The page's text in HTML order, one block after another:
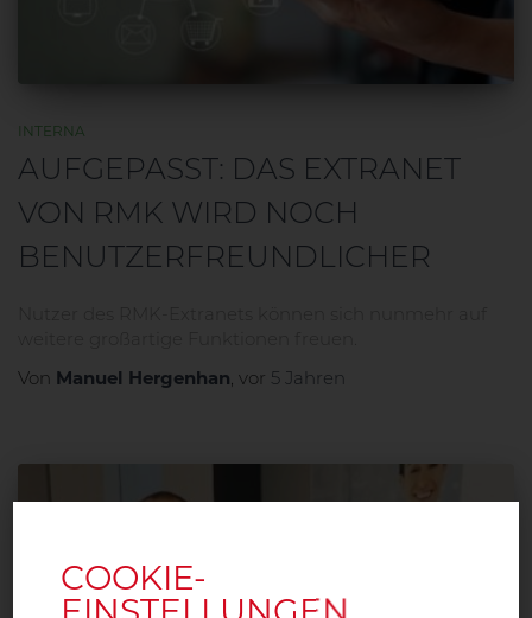
INTERNA
AUFGEPASST: DAS EXTRANET
VON RMK WIRD NOCH
BENUTZERFREUNDLICHER
Von Manuel Hergenhan, vor 5 Jahren